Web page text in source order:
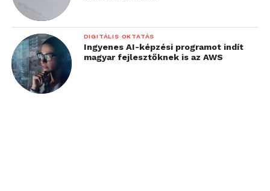
DIGITÁLIS OKTATÁS
Ingyenes AI-képzési programot indít
magyar fejlesztőknek is az AWS